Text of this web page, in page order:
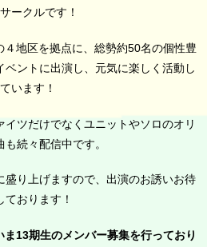
ークルです！
地区を拠点に、総勢約50名の個性豊
ントに出演し、元気に楽しく活動し
ています！
イツだけでなくユニットやソロのオリ
も続々配信中です。
盛り上げますので、出演のお誘いお待
ております！
13期生のメンバー募集を行っており